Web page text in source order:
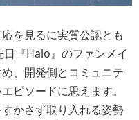
を見るに実質公認とも
『Halo』のファンメイ
、開発側とコミュニテ
ピソードに思えます。
かさず取り入れる姿勢